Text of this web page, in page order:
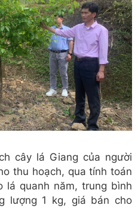
cây lá Giang của người
thu hoạch, qua tính toán
lá quanh năm, trung bình
lượng 1 kg, giá bán cho